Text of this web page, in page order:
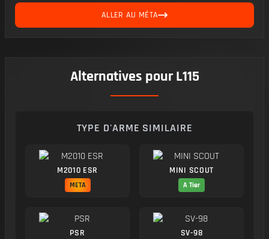
ALLER AU MÉTA
Alternatives pour L115
TYPE D'ARME SIMILAIRE
M2010 ESR
META
MINI SCOUT
A Tier
PSR SV-98